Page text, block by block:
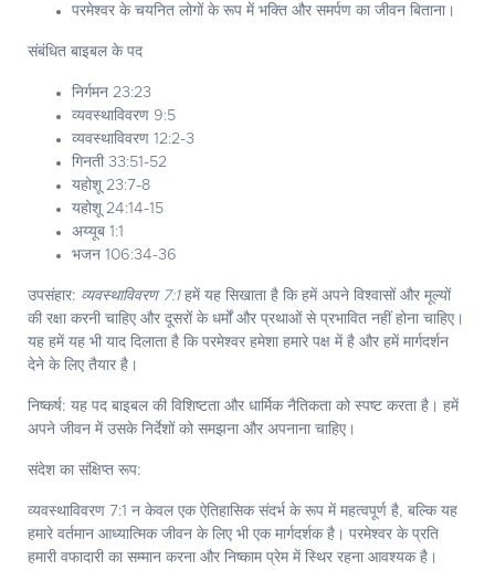
परमेश्वर के चयनित लोगों के रूप में भक्ति और समर्पण का जीवन बिताना।
संबंधित बाइबल के पद
निर्गमन 23:23
व्यवस्थाविवरण 9:5
व्यवस्थाविवरण 12:2-3
गिनती 33:51-52
यहोशू 23:7-8
यहोशू 24:14-15
अय्यूब 1:1
भजन 106:34-36
उपसंहार: व्यवस्थाविवरण 7:1हमें यह सिखाता है कि हमें अपने विश्वासों और मूल्यों
की रक्षा करनी चाहिए और दूसरों के धर्मों और प्रथाओं से प्रभावित नहीं होना चाहिए।
यह हमें यह भी याद दिलाता है कि परमेश्वर हमेशा हमारे पक्ष में है और हमें मार्गदर्शन
देने के लिए तैयार है।
निष्कर्ष: यह पद बाइबल की विशिष्टता और धार्मिक नैतिकता को स्पष्ट करता है। हमें
अपने जीवन में उसके निर्देशों को समझना और अपनाना चाहिए।
संदेश का संक्षिप्त रूप:
व्यवस्थाविवरण 7:1 न केवल एक ऐतिहासिक संदर्भ के रूप में महत्वपूर्ण है, बल्कि यह
हमारे वर्तमान आध्यात्मिक जीवन के लिए भी एक मार्गदर्शक है। परमेश्वर के प्रति
हमारी वफादारी का सम्मान करना और निष्काम प्रेम में स्थिर रहना आवश्यक है।